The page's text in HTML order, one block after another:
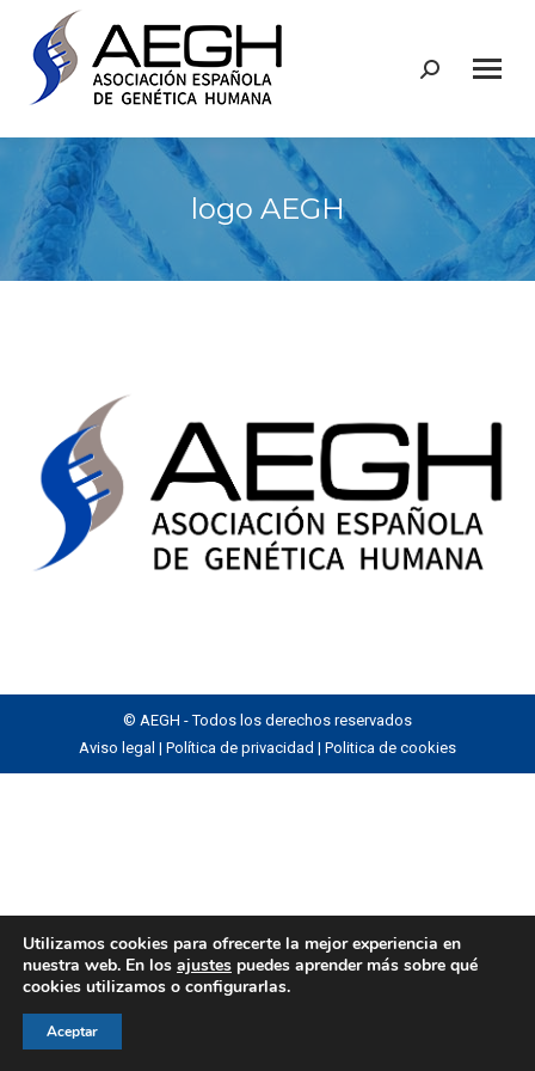
Buscar:
logo AEGH
© AEGH - Todos los derechos reservados
Aviso legal | Política de privacidad | Politica de cookies
Utilizamos cookies para ofrecerte la mejor experiencia en
nuestra web. En los ajustes puedes aprender más sobre qué
cookies utilizamos o configurarlas.
Aceptar